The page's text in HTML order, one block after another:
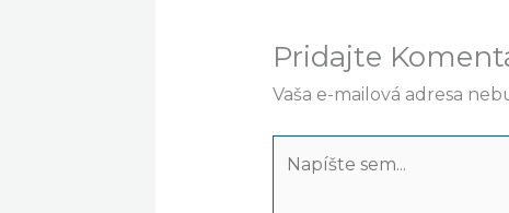
Pridajte
Vaša e-mailová adresa
sem...